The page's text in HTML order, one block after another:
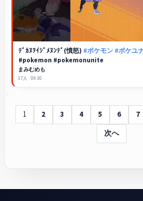
ﾃﾞｶﾇｦｲｼﾞﾒﾇﾝﾃﾞ(憤怒) #ポケモン #ポケユ
#pokemon #pokemonunite
まみむめも
17人 09:30
1 2 3 4 5 6 7
次へ